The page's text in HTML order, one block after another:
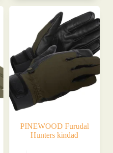
mitu
tootelehel.
PINEWOOD Furudal
Hunters kindad